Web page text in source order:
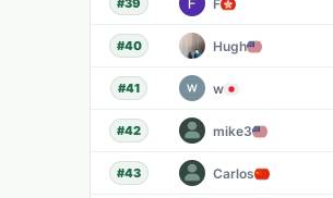
F
#40 Hugh
#41 w
#42 mike3
#43 Carlos